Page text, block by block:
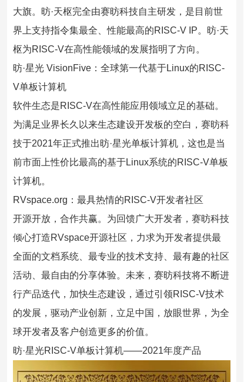
大旗。昉·天枢完全由赛昉科技自主研发，是目前世
界上支持指令集最全、性能最高的RISC-V IP。昉·天
枢为RISC-V在高性能领域的发展指明了方向。
昉·星光 VisionFive：全球第一代基于Linux的RISC-
V单板计算机
软件生态是RISC-V在高性能应用领域立足的基础。
为满足业界长久以来生态建设开发板的空白，赛昉科
技于2021年正式推出昉·星光单板计算机，这也是当
前市面上性价比最高的基于Linux系统的RISC-V单板
计算机。
RVspace.org：最具热情的RISC-V开发者社区
开源开放，合作共赢。为回馈广大开发者，赛昉科技
倾心打造RVspace开源社区，力求为开发者提供最
全面的文档系统、最专业的技术支持、最有趣的社区
活动、最自由的分享体验。未来，赛昉科技将不断进
行产品迭代，加快生态建设，通过引领RISC-V技术
的发展，驱动产业创新，立足中国，放眼世界，为全
球开发者及客户创造更多的价值。
昉·星光RISC-V单板计算机——2021年度产品